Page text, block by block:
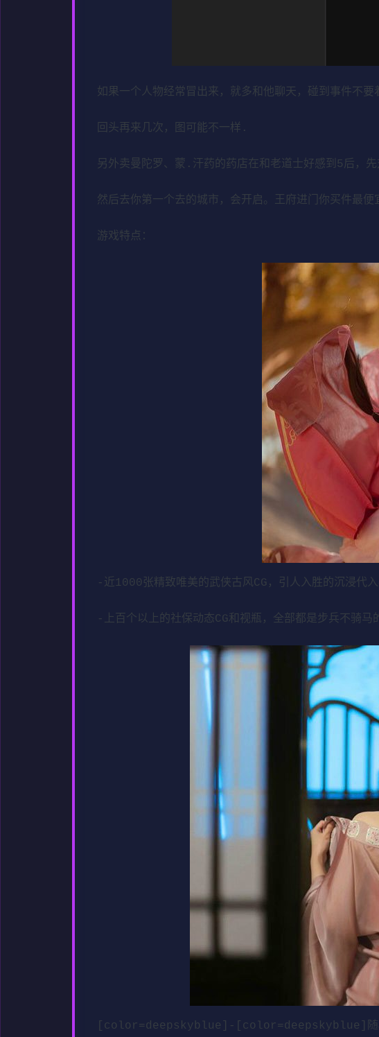
如果一个人物经常冒出来，就多和他聊天，碰到事件不要
回头再来几次，图可能不一样.
另外卖曼陀罗、蒙.汗药的药店在和老道士好感到5后，先
然后去你第一个去的城市，会开启。王府进门你买件最便
游戏特点：
-近1000张精致唯美的武侠古风CG，引人入胜的沉浸代入
-上百个以上的社保动态CG和视瓶，全部都是步兵不骑马
[color=deepskyblue]-[color=deepskyblue]随机的